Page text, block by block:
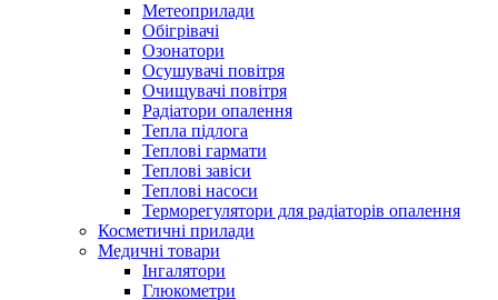
Метеоприлади
Обігрівачі
Озонатори
Осушувачі повітря
Очищувачі повітря
Радіатори опалення
Тепла підлога
Теплові гармати
Теплові завіси
Теплові насоси
Терморегулятори для радіаторів опалення
Косметичні прилади
Медичні товари
Інгалятори
Глюкометри